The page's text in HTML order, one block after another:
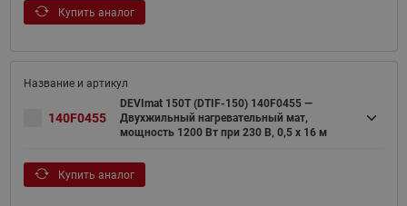
Купить аналог
140F0455
DEVImat 150T (DTIF-150) 140F0455 —
Двухжильный нагревательный мат,
мощность 1200 Вт при 230 В, 0,5 х 16 м
Купить аналог